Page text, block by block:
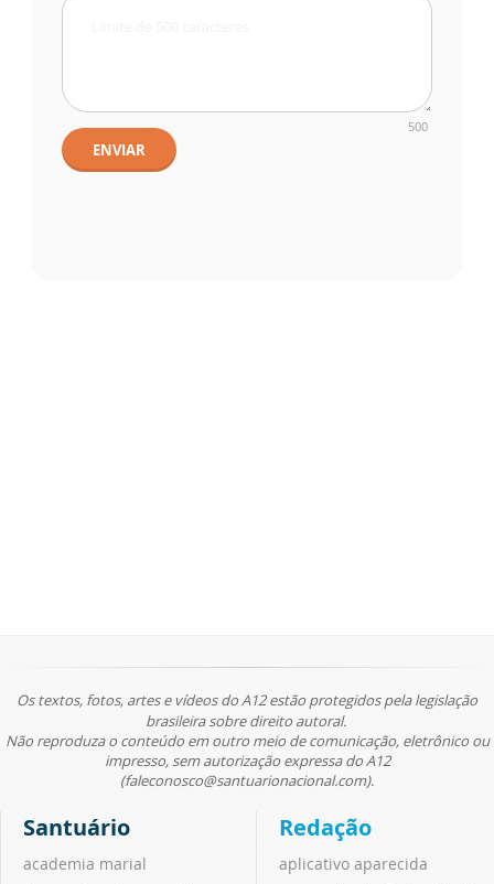
500
ENVIAR
Os textos, fotos, artes e vídeos do A12 estão protegidos pela legislação
brasileira sobre direito autoral.
Não reproduza o conteúdo em outro meio de comunicação, eletrônico ou
impresso, sem autorização expressa do A12
(faleconosco@santuarionacional.com).
Santuário
academia marial
Redação
aplicativo aparecida